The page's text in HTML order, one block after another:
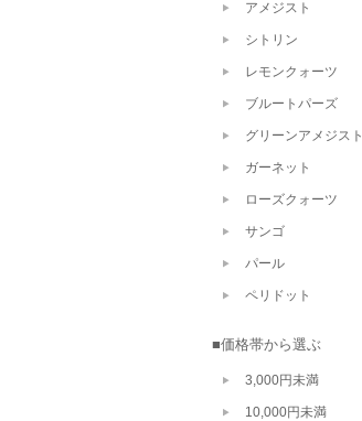
アメジスト
シトリン
レモンクォーツ
ブルートパーズ
グリーンアメジスト
ガーネット
ローズクォーツ
サンゴ
パール
ペリドット
■価格帯から選ぶ
3,000円未満
10,000円未満